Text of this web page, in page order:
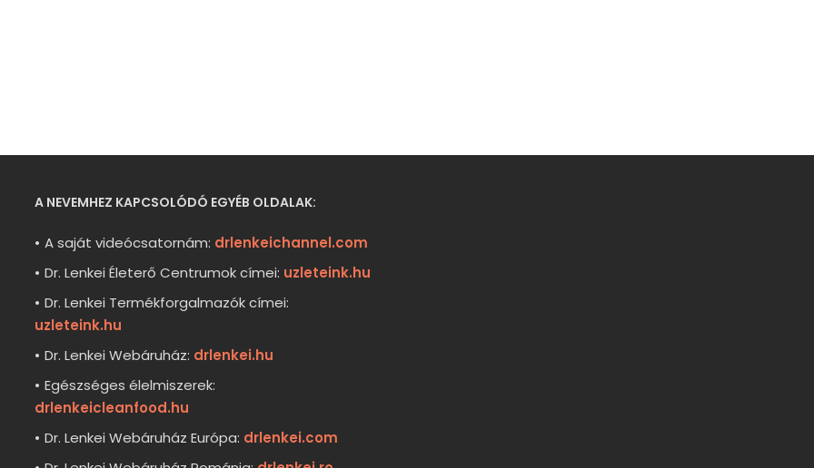
A NEVEMHEZ KAPCSOLÓDÓ EGYÉB OLDALAK:
A saját videócsatornám: drlenkeichannel.com
Dr. Lenkei Életerő Centrumok címei: uzleteink.hu
Dr. Lenkei Termékforgalmazók címei:
uzleteink.hu
Dr. Lenkei Webáruház: drlenkei.hu
Egészséges élelmiszerek:
drlenkeicleanfood.hu
Dr. Lenkei Webáruház Európa: drlenkei.com